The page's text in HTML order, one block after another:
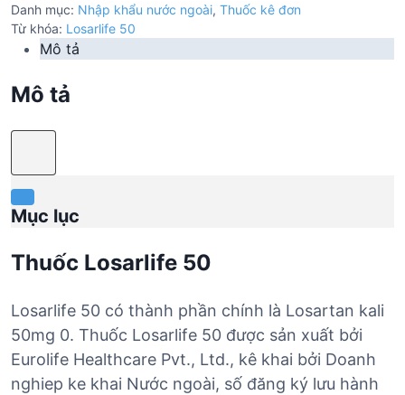
Danh mục: Nhập khẩu nước ngoài, Thuốc kê đơn
Từ khóa: Losarlife 50
Mô tả
Mô tả
Mục lục
Thuốc Losarlife 50
Losarlife 50 có thành phần chính là Losartan kali
50mg 0. Thuốc Losarlife 50 được sản xuất bởi
Eurolife Healthcare Pvt., Ltd., kê khai bởi Doanh
nghiep ke khai Nước ngoài, số đăng ký lưu hành